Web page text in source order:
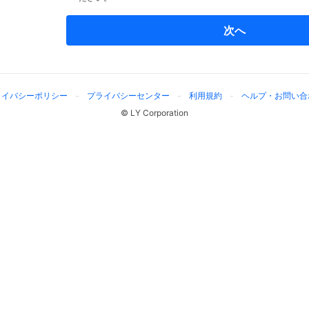
次へ
バシーポリシー プライバシーセンター 利用規約
ヘルプ・お問い
© LY Corporation